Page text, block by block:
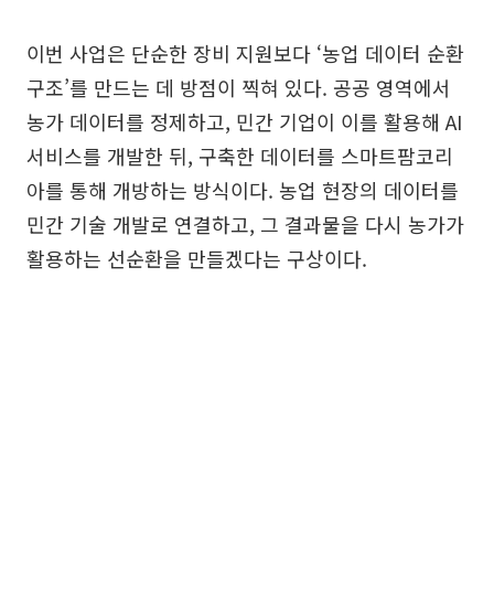
이번 사업은 단순한 장비 지원보다 ‘농업 데이터 순환
구조’를 만드는 데 방점이 찍혀 있다. 공공 영역에서
농가 데이터를 정제하고, 민간 기업이 이를 활용해 AI
서비스를 개발한 뒤, 구축한 데이터를 스마트팜코리
아를 통해 개방하는 방식이다. 농업 현장의 데이터를
민간 기술 개발로 연결하고, 그 결과물을 다시 농가가
활용하는 선순환을 만들겠다는 구상이다.